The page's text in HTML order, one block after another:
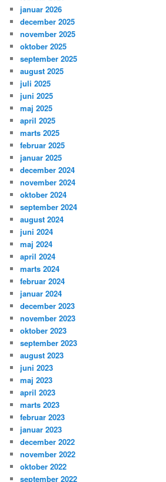
januar 2026
december 2025
november 2025
oktober 2025
september 2025
august 2025
juli 2025
juni 2025
maj 2025
april 2025
marts 2025
februar 2025
januar 2025
december 2024
november 2024
oktober 2024
september 2024
august 2024
juni 2024
maj 2024
april 2024
marts 2024
februar 2024
januar 2024
december 2023
november 2023
oktober 2023
september 2023
august 2023
juni 2023
maj 2023
april 2023
marts 2023
februar 2023
januar 2023
december 2022
november 2022
oktober 2022
september 2022